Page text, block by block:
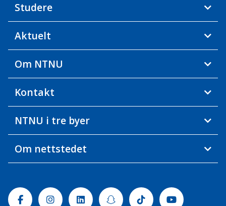
Studere
Aktuelt
Om NTNU
Kontakt
NTNU i tre byer
Om nettstedet
FacebookInstagramLinkedinSnapchatTiktok Youtube